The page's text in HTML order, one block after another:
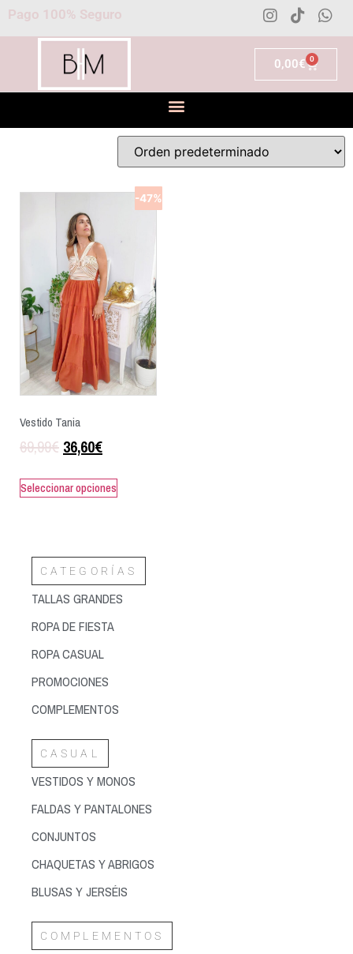
Pago 100% Seguro
0,00€ 0
CATEGORÍAS
TALLAS GRANDES
ROPA DE FIESTA
ROPA CASUAL
PROMOCIONES
COMPLEMENTOS
CASUAL
VESTIDOS Y MONOS
FALDAS Y PANTALONES
CONJUNTOS
CHAQUETAS Y ABRIGOS
BLUSAS Y JERSÉIS
COMPLEMENTOS
-47%
Vestido Tania
69,99€ 36,60€
Seleccionar opciones